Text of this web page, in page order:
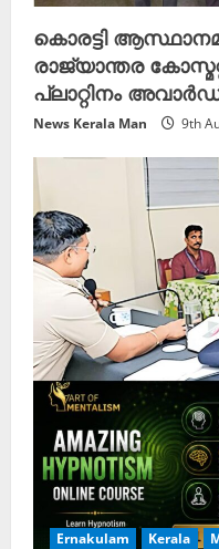
കൊരട്ടി
രാജ്യാന്തര
പ്ലാറ്റിനം
News Kerala Man 9th
Ernakulam Kerala